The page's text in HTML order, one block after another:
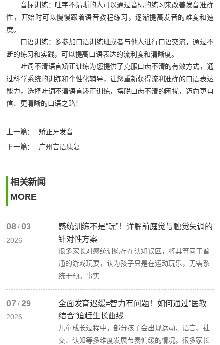
音标训练：吐字不清晰的人可以通过音标的练习来改善发音准确
性，开始时可以慢慢跟着语音教程练习，逐渐提高发音的难度和速
度。
口语训练：多参加口语训练班或者与他人进行口语交流，通过不
断的练习和实践，可以提高口语表达的流利度和清晰度。
吐词不清语言矫正训练为您提供了克服口齿不清的有效方式，通
过科学系统的训练和个性化辅导，让您重新获得流利准确的口语表达
能力。选择吐词不清语言矫正训练，摆脱口齿不清的困扰，迈向更自
信、更清晰的口语之路！‍
上一篇：
矫正牙发音
下一篇：
广州言语康复
相关新闻
MORE
08 / 03
2026
感统训练不是“玩”！详解前庭觉与触觉失调的
针对性方案
很多家长对感统训练存在认知误区，将其等同于普
通的游戏玩耍，认为孩子只是在运动玩乐，无需系
统干预。事实...
07 / 29
2026
全面发育迟缓≠智力有问题！如何通过“医教
结合”追赶生长曲线
儿童成长过程中，部分孩子会出现运动、语言、社
交、认知等多维度发展节奏偏缓的情况。很多家长